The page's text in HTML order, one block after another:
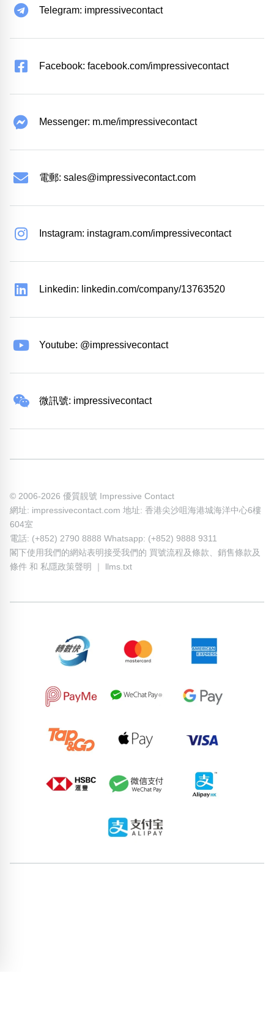
Telegram: impressivecontact
Facebook: facebook.com/impressivecontact
Messenger: m.me/impressivecontact
電郵: sales@impressivecontact.com
Instagram: instagram.com/impressivecontact
Linkedin: linkedin.com/company/13763520
Youtube: @impressivecontact
微訊號: impressivecontact
© 2006-2026 優質靚號 Impressive Contact
網址: impressivecontact.com 地址: 香港尖沙咀海港城海洋中心6樓
604室
電話: (+852) 2790 8888 Whatsapp: (+852) 9888 9311
閣下使用我們的網站表明接受我們的 買號流程及條款、 銷售條款及
條件 和 私隱政策聲明 llms.txt